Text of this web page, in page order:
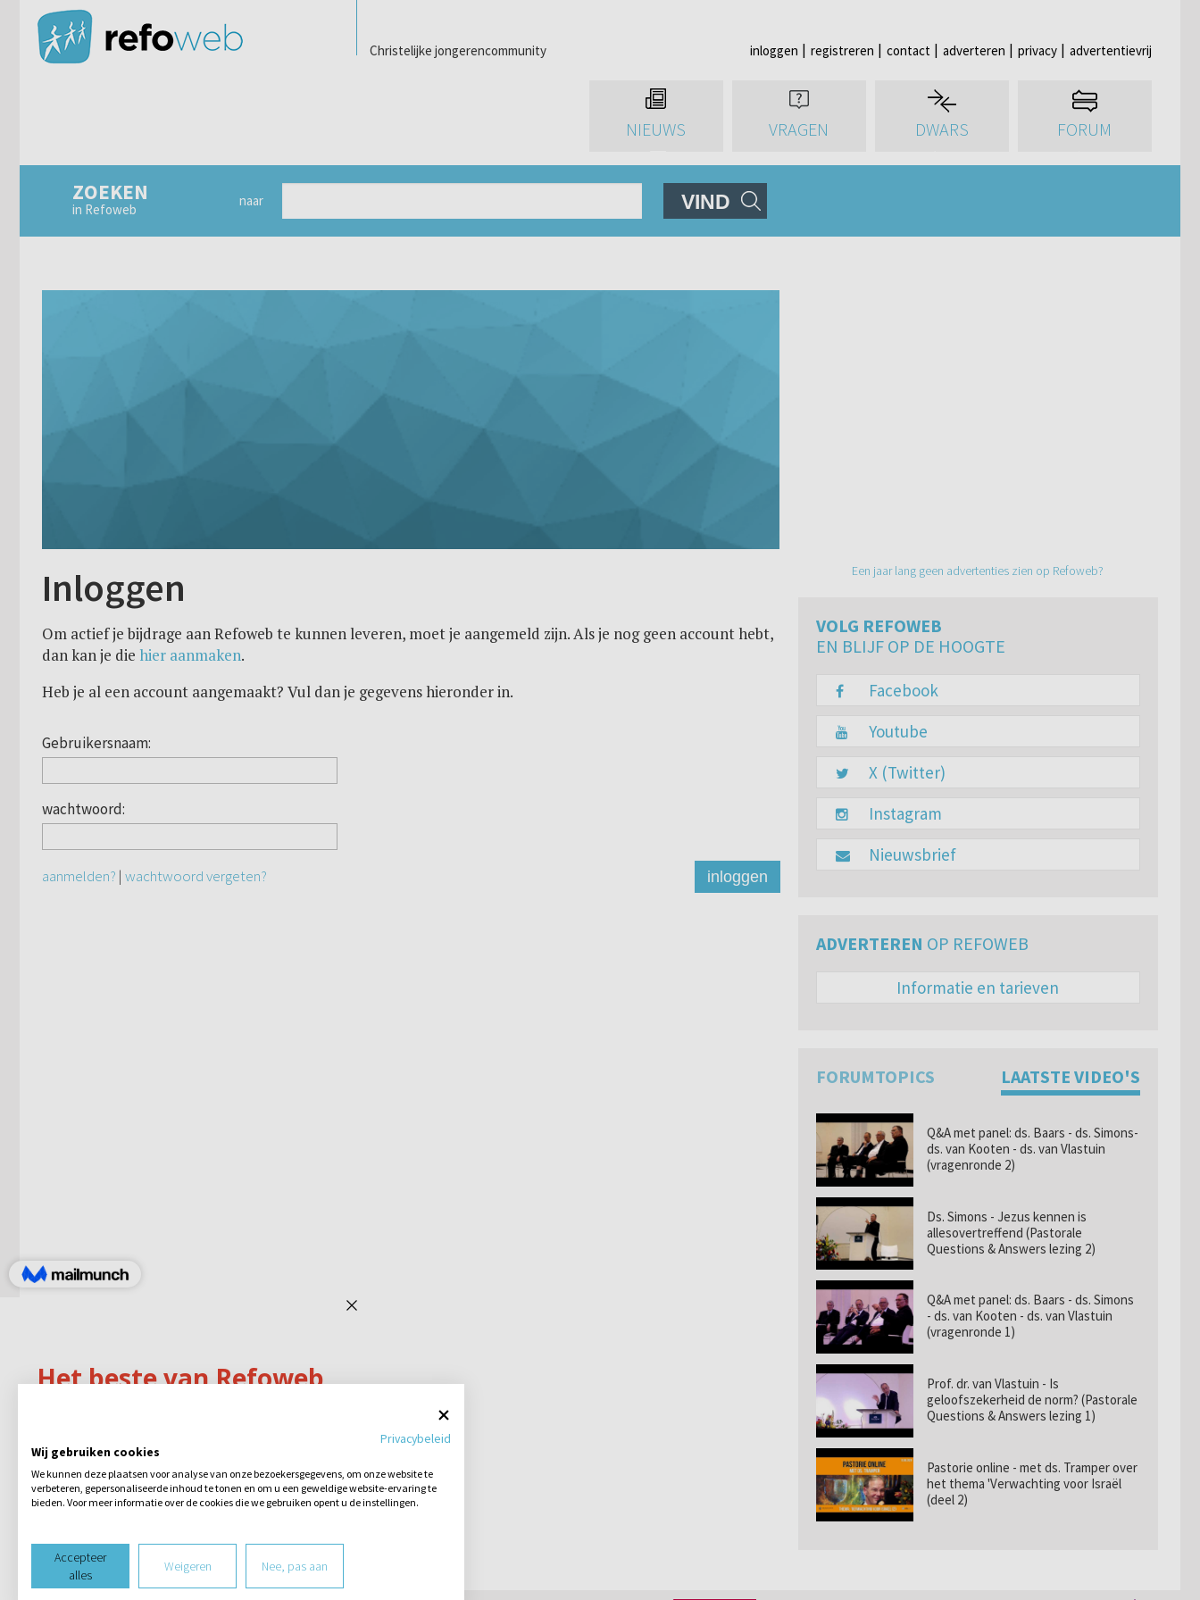
Christelijke jongerencommunity inloggen registreren contact adverteren privacy advertentievrij
NIEUWS VRAGEN DWARS FORUM
ZOEKEN
in Refoweb
naar VIND
Inloggen
Om actief je bijdrage aan Refoweb te kunnen leveren, moet je aangemeld zijn. Als je nog geen account hebt,
dan kan je die hier aanmaken.
Heb je al een account aangemaakt? Vul dan je gegevens hieronder in.
Gebruikersnaam:
wachtwoord:
aanmelden? | wachtwoord vergeten? inloggen
Een jaar lang geen advertenties zien op Refoweb?
VOLG REFOWEB
EN BLIJF OP DE HOOGTE
Facebook
Youtube
X (Twitter)
Instagram
Nieuwsbrief
ADVERTEREN OP REFOWEB
Informatie en tarieven
FORUMTOPICS LAATSTE VIDEO'S
Q&A met panel: ds. Baars - ds. Simons-
ds. van Kooten - ds. van Vlastuin
(vragenronde 2)
Ds. Simons - Jezus kennen is
allesovertreffend (Pastorale
Questions & Answers lezing 2)
Q&A met panel: ds. Baars - ds. Simons
- ds. van Kooten - ds. van Vlastuin
(vragenronde 1)
Prof. dr. van Vlastuin - Is
geloofszekerheid de norm? (Pastorale
Questions & Answers lezing 1)
Pastorie online - met ds. Tramper over
het thema 'Verwachting voor Israël
(deel 2)
Privacybeleid
Wij gebruiken cookies
We kunnen deze plaatsen voor analyse van onze bezoekersgegevens, om onze website te
verbeteren, gepersonaliseerde inhoud te tonen en om u een geweldige website-ervaring te
bieden. Voor meer informatie over de cookies die we gebruiken opent u de instellingen.
Accepteer
alles
Weigeren Nee, pas aan